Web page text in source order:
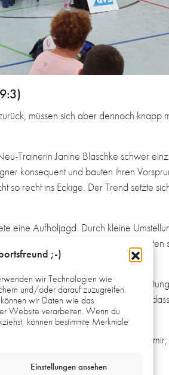
;-)
wir Technologien wie
und/oder darauf zuzugreifen.
wir Daten wie das
Website verarbeiten. Wenn du
können bestimmte Merkmale
Einstellungen ansehen
müssen sich aber dennoch knapp
Trainerin Janine Blaschke schwer
konsequent und bauten ihren
recht ins Eckige. Der Trend setzte
eine Aufholjagd. Durch kleine
Trotz der Leistungssteigerung mussten
Frank Stiefel. Mit der
gekämpft. Wir sind uns sicher,
kann.“
Edler (2), Schulz (1), Börsig,